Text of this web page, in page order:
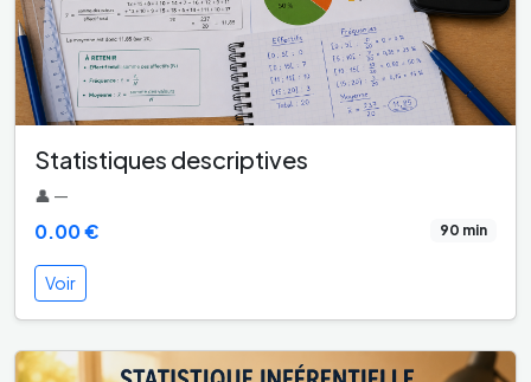
Statistiques descriptives
👤 —
0.00 € 90 min
Voir